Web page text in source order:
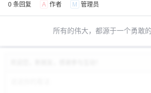
¥
0 条回复 A 作者 M 管理员
所有的伟大，都源于一个勇敢的